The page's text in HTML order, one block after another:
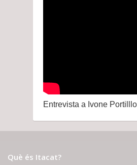
Entrevista a Ivone
Què és Itacat?